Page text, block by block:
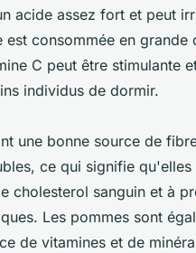
acide assez fort et peut
est consommée en grande
C peut être stimulante
individus de dormir.
une bonne source de
ce qui signifie qu'elles
cholesterol sanguin et à
Les pommes sont
de vitamines et de